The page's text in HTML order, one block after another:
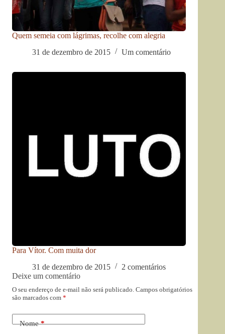
Quem semeia com lágrimas, recolhe com alegria
31 de dezembro de 2015
Um comentário
Para Vítor. Com muita dor
31 de dezembro de 2015
2 comentários
Deixe um comentário
O seu endereço de e-mail não será publicado. Campos obrigatórios
são marcados com *
Nome*